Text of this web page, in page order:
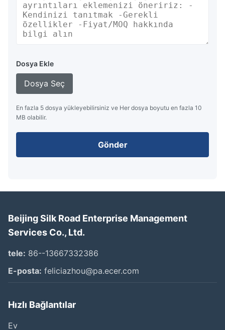
Dosya Ekle
Dosya Seç
En fazla 5 dosya yükleyebilirsiniz ve Her dosya boyutu en fazla 10
MB olabilir.
Gönder
Beijing Silk Road Enterprise Management
Services Co., Ltd.
tele: 86--13667332386
E-posta: feliciazhou@pa.ecer.com
Hızlı Bağlantılar
Ev